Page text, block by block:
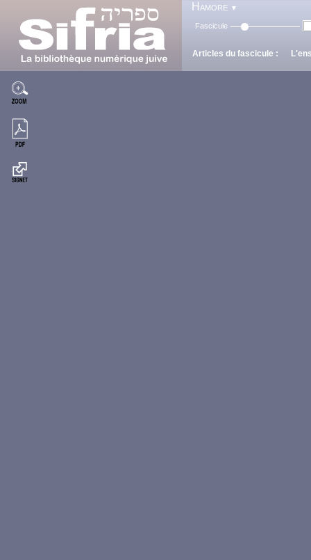
Hamore ▼
Fascicule
Articles du fascicule :